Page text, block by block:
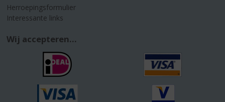
Herroepingsformulier
Interessante links
Wij accepteren...